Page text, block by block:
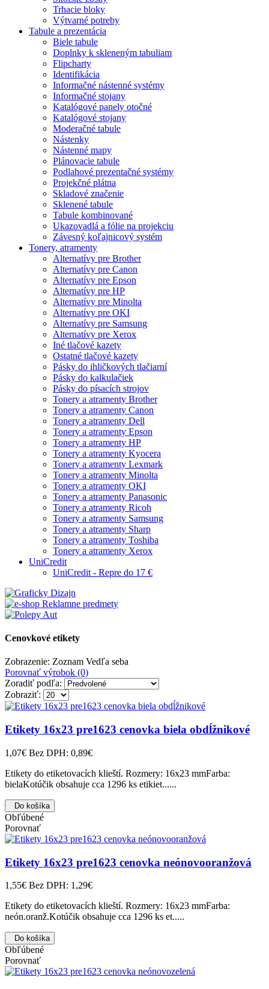
Trhacie bloky
Výtvarné potreby
Tabule a prezentácia
Biele tabule
Doplnky k skleneným tabuliam
Flipcharty
Identifikácia
Informačné nástenné systémy
Informačné stojany
Katalógové panely otočné
Katalógové stojany
Moderačné tabule
Nástenky
Nástenné mapy
Plánovacie tabule
Podlahové prezentačné systémy
Projekčné plátna
Skladové značenie
Sklenené tabule
Tabule kombinované
Ukazovadlá a fólie na projekciu
Závesný koľajnicový systém
Tonery, atramenty
Alternatívy pre Brother
Alternatívy pre Canon
Alternatívy pre Epson
Alternatívy pre HP
Alternatívy pre Minolta
Alternatívy pre OKI
Alternatívy pre Samsung
Alternatívy pre Xerox
Iné tlačové kazety
Ostatné tlačové kazety
Pásky do ihličkových tlačiarní
Pásky do kalkulačiek
Pásky do písacích strojov
Tonery a atramenty Brother
Tonery a atramenty Canon
Tonery a atramenty Dell
Tonery a atramenty Epson
Tonery a atramenty HP
Tonery a atramenty Kyocera
Tonery a atramenty Lexmark
Tonery a atramenty Minolta
Tonery a atramenty OKI
Tonery a atramenty Panasonic
Tonery a atramenty Ricoh
Tonery a atramenty Samsung
Tonery a atramenty Sharp
Tonery a atramenty Toshiba
Tonery a atramenty Xerox
UniCredit
UniCredit - Repre do 17 €
Cenovkové etikety
Zobrazenie: Zoznam Vedľa seba
Porovnať výrobok (0)
Zoradiť podľa:
Zobraziť:
Etikety 16x23 pre1623 cenovka biela obdĺžnikové
1,07€ Bez DPH: 0,89€
Etikety do etiketovacích klieští. Rozmery: 16x23 mmFarba:
bielaKotúčik obsahuje cca 1296 ks etikiet......
Do košíka
Obľúbené
Porovnať
Etikety 16x23 pre1623 cenovka neónovooranžová
1,55€ Bez DPH: 1,29€
Etikety do etiketovacích klieští. Rozmery: 16x23 mmFarba:
neón.oranž.Kotúčik obsahuje cca 1296 ks et.....
Do košíka
Obľúbené
Porovnať